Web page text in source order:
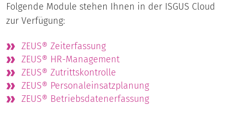
Folgende Module stehen Ihnen in der ISGUS Cloud
zur Verfügung:
ZEUS® Zeiterfassung
ZEUS® HR-Management
ZEUS® Zutrittskontrolle
ZEUS® Personaleinsatzplanung
ZEUS® Betriebsdatenerfassung